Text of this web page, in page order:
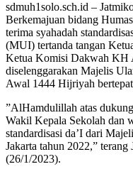
sdmuh1solo.sch.id –
Berkemajuan bidang
terima syahadah
(MUI) tertanda tangan
Ketua Komisi Dakwah KH
diselenggarakan Majelis
Awal 1444 Hijriyah
”AlHamdulillah atas
Wakil Kepala Sekolah dan
standardisasi da’I dari
Jakarta tahun 2022,”
(26/1/2023).